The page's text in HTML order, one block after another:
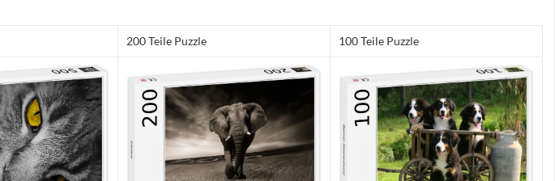
200 Teile Puzzle 100 Teile Puzzle